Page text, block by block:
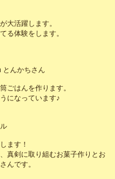
大活躍します。
る体験をします。
とんかちさん
ごはんを作ります。
になっています♪
ます！
真剣に取り組むお菓子作りとお
んです。